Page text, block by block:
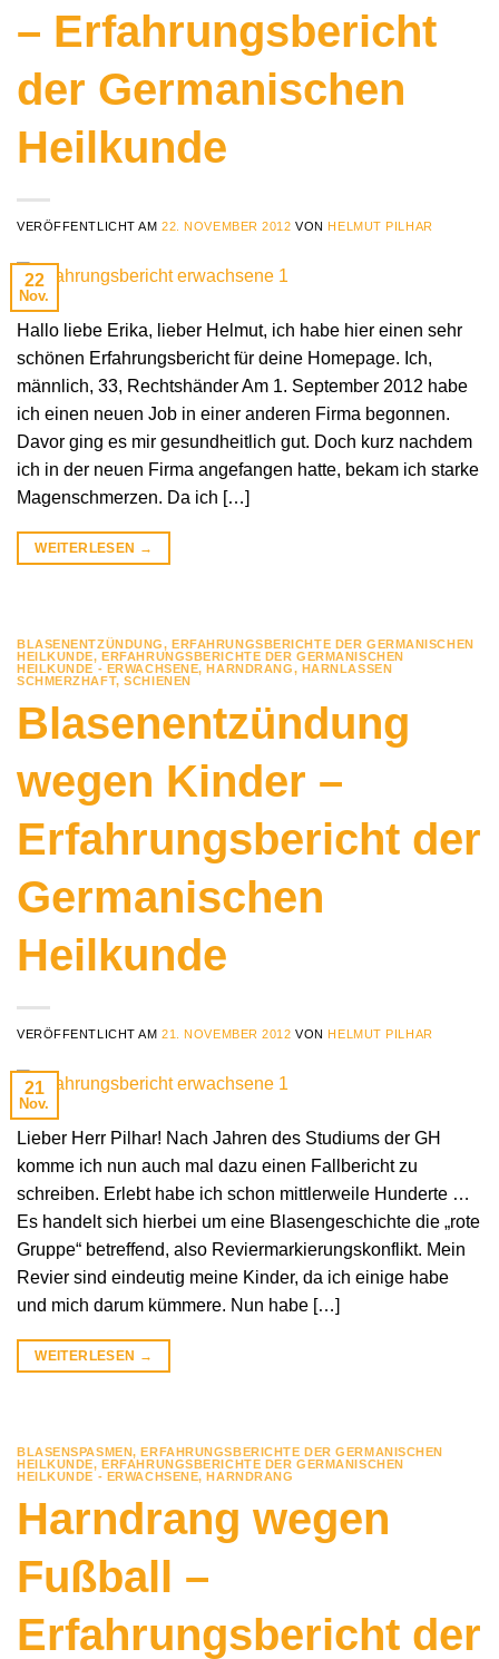
– Erfahrungsbericht
der Germanischen
Heilkunde
VERÖFFENTLICHT AM22. NOVEMBER 2012 VON HELMUT PILHAR
22
Nov.
Hallo liebe Erika, lieber Helmut, ich habe hier einen sehr
schönen Erfahrungsbericht für deine Homepage. Ich,
männlich, 33, Rechtshänder Am 1. September 2012 habe
ich einen neuen Job in einer anderen Firma begonnen.
Davor ging es mir gesundheitlich gut. Doch kurz nachdem
ich in der neuen Firma angefangen hatte, bekam ich starke
Magenschmerzen. Da ich […]
WEITERLESEN →
BLASENENTZÜNDUNG, ERFAHRUNGSBERICHTE DER GERMANISCHEN
HEILKUNDE, ERFAHRUNGSBERICHTE DER GERMANISCHEN
HEILKUNDE - ERWACHSENE, HARNDRANG, HARNLASSEN
SCHMERZHAFT,SCHIENEN
Blasenentzündung
wegen Kinder –
Erfahrungsbericht der
Germanischen
Heilkunde
VERÖFFENTLICHT AM21. NOVEMBER 2012 VON HELMUT PILHAR
21
Nov.
Lieber Herr Pilhar! Nach Jahren des Studiums der GH
komme ich nun auch mal dazu einen Fallbericht zu
schreiben. Erlebt habe ich schon mittlerweile Hunderte …
Es handelt sich hierbei um eine Blasengeschichte die „rote
Gruppe“ betreffend, also Reviermarkierungskonflikt. Mein
Revier sind eindeutig meine Kinder, da ich einige habe
und mich darum kümmere. Nun habe […]
WEITERLESEN →
BLASENSPASMEN, ERFAHRUNGSBERICHTE DER GERMANISCHEN
HEILKUNDE, ERFAHRUNGSBERICHTE DER GERMANISCHEN
HEILKUNDE - ERWACHSENE, HARNDRANG
Harndrang wegen
Fußball –
Erfahrungsbericht der